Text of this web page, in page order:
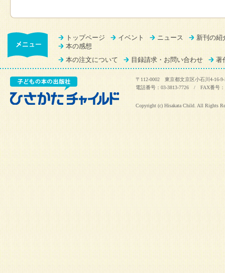
トップページ イベント ニュース
新刊の紹
本の感想
本の注文について
目録請求・お問い合わせ 著
〒112-0002 東京都文京区小石川4-16-9-
電話番号：03-3813-7726 / FAX番号：
Copyright (c) Hisakata Child. All Rights